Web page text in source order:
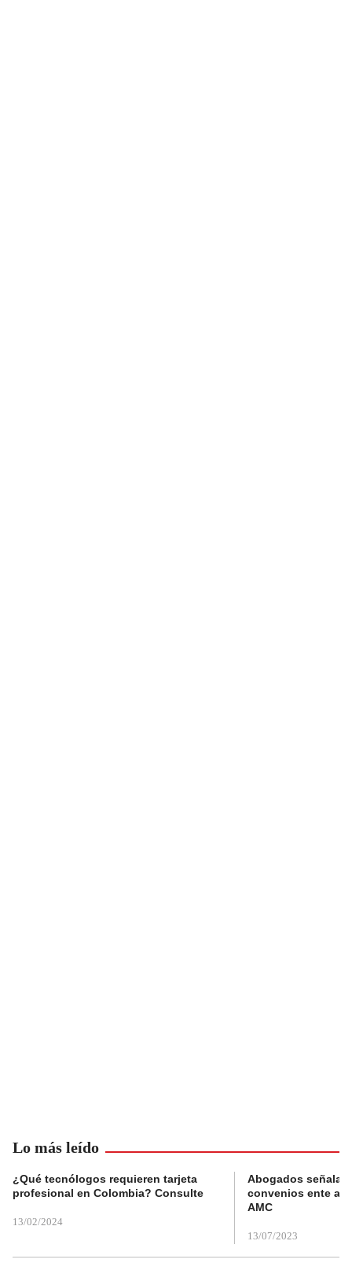
Lo más leído
¿Qué tecnólogos requieren tarjeta
profesional en Colombia? Consulte
13/02/2024
Abogados
convenios ente
AMC
13/07/2023